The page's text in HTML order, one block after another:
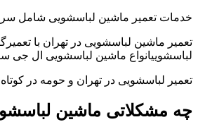
خدمات تعمیر ماشین لباسشویی شامل
تعمیر ماشین لباسشویی در تهران با
لباسشوییانواع ماشین لباسشویی ال جی
تعمیر لباسشویی در تهران و حومه در
چه مشکلاتی ماشین